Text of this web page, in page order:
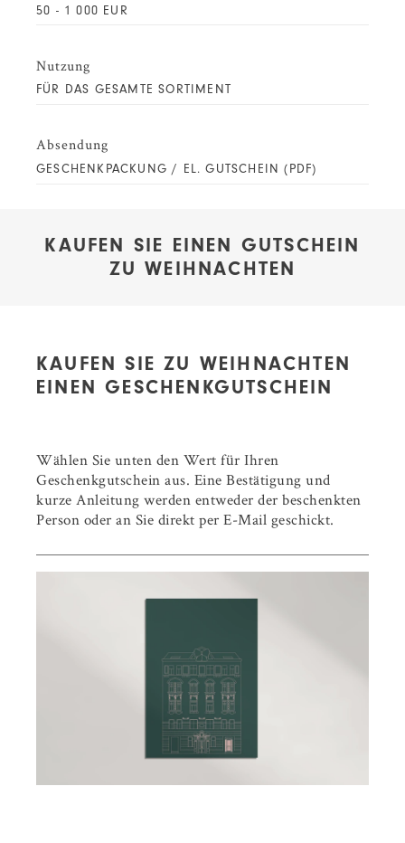
50 - 1 000 EUR
Nutzung
FÜR DAS GESAMTE SORTIMENT
Absendung
GESCHENKPACKUNG / EL. GUTSCHEIN (PDF)
KAUFEN SIE EINEN GUTSCHEIN
ZU WEIHNACHTEN
KAUFEN SIE ZU WEIHNACHTEN
EINEN GESCHENKGUTSCHEIN
Wählen Sie unten den Wert für Ihren
Geschenkgutschein aus. Eine Bestätigung und
kurze Anleitung werden entweder der beschenkten
Person oder an Sie direkt per E-Mail geschickt.